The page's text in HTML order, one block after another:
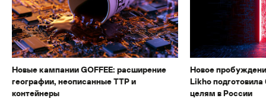
Новые кампании GOFFEE: расширение
географии, неописанные TTP и
контейнеры
Новое
Likho
целям в России